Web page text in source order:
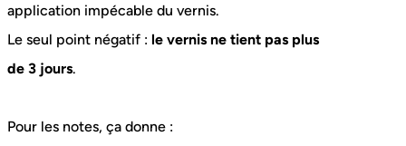
application impécable du vernis.
Le seul point négatif : le vernis ne tient pas plus
de 3 jours.
Pour les notes, ça donne :